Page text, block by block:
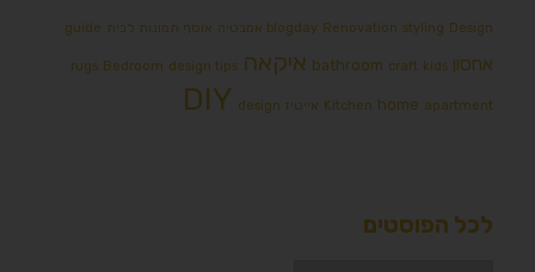
blogday Renovation styling Design אמבטיה אוסף תמונות לבית guide
אחסון bathroom craft kids איקאה rugs Bedroom design tips
Kitchen home apartment אייטיז DIY design
לכל הפוסטים